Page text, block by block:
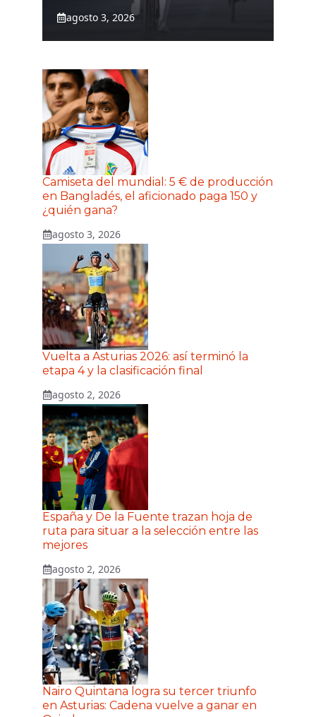
agosto 3, 2026
Camiseta del mundial: 5 € de producción
en Bangladés, el aficionado paga 150 y
¿quién gana?
agosto 3, 2026
Vuelta a Asturias 2026: así terminó la
etapa 4 y la clasificación final
agosto 2, 2026
España y De la Fuente trazan hoja de
ruta para situar a la selección entre las
mejores
agosto 2, 2026
Nairo Quintana logra su tercer triunfo
en Asturias: Cadena vuelve a ganar en